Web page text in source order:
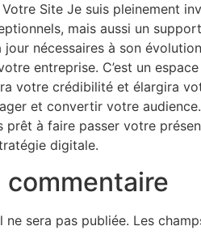
Site Je suis pleinement
mais aussi un
nécessaires à son
entreprise. C’est un
votre crédibilité et élargira
et convertir votre
prêt à faire passer votre
digitale.
commentaire
ne sera pas publiée. Les